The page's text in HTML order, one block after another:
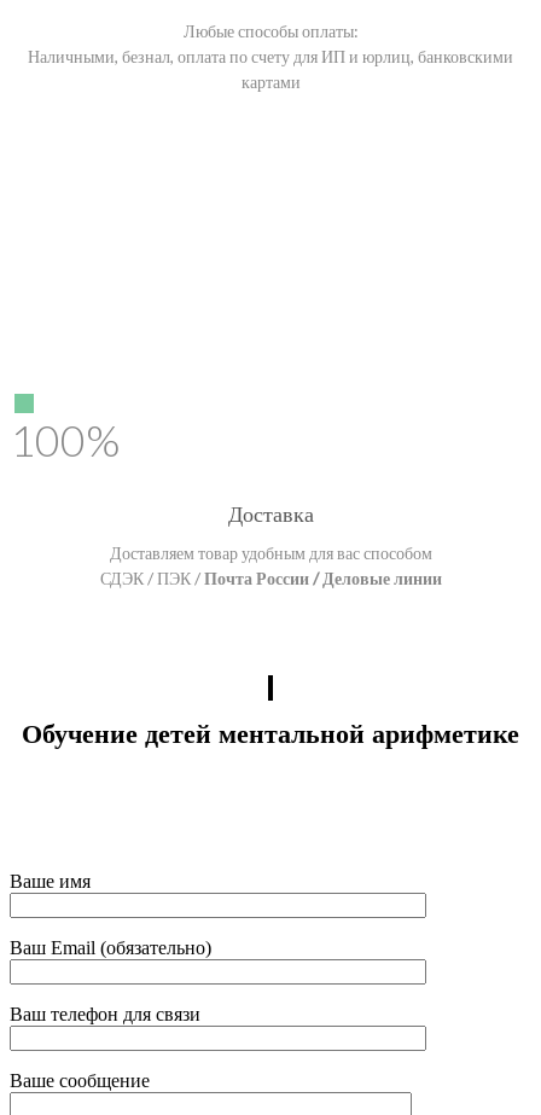
Любые способы оплаты:
Наличными, безнал, оплата по счету для ИП и юрлиц, банковскими
картами
100%
Доставка
Доставляем товар удобным для вас способом
СДЭК / ПЭК /Почта России / Деловые линии
Обучение детей ментальной арифметике
Ваше имя
Ваш Email (обязательно)
Ваш телефон для связи
Ваше сообщение